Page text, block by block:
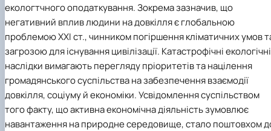
екологтчного оподаткування. Зокрема зазначив, що
негативний вплив людини на довкілля є глобальною
проблемою ХХI ст., чинником погіршення кліматичних умов
загрозою для існування цивілізації. Катастрофічні екологічні
наслідки вимагають перегляду пріоритетів та націлення
громадянського суспільства на забезпечення взаємодії
довкілля, соціуму й економіки. Усвідомлення суспільством
того факту, що активна економічна діяльність зумовлює
навантаження на природне середовище, стало поштовхом